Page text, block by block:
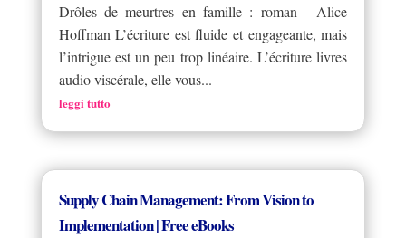
Drôles de meurtres en famille : roman - Alice
Hoffman L’écriture est fluide et engageante, mais
l’intrigue est un peu trop linéaire. L’écriture livres
audio viscérale, elle vous...
leggi tutto
Supply Chain Management: From Vision to
Implementation | Free eBooks